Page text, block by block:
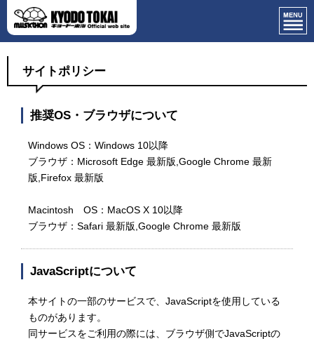
サイトポリシー
推奨OS・ブラウザについて
Windows OS：Windows 10以降
ブラウザ：Microsoft Edge 最新版,Google Chrome 最新
版,Firefox 最新版
Macintosh OS：MacOS X 10以降
ブラウザ：Safari 最新版,Google Chrome 最新版
JavaScriptについて
本サイトの一部のサービスで、JavaScriptを使用している
ものがあります。
同サービスをご利用の際には、ブラウザ側でJavaScriptの